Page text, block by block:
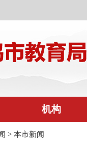
机构
> 本市新闻